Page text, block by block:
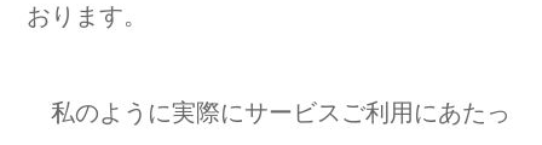
おります。
私のように実際にサービスご利用にあたっ